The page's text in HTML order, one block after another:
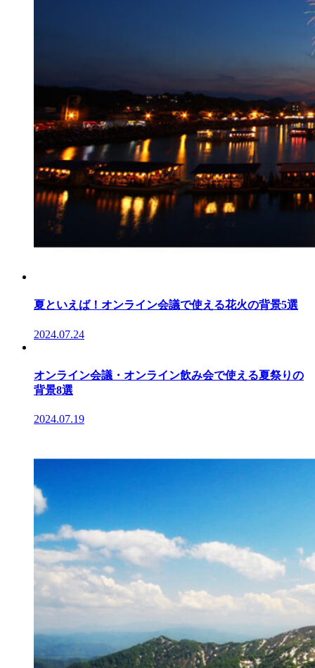
夏といえば！オンライン会議で使える花火の背景5選
2024.07.24
オンライン会議・オンライン飲み会で使える夏祭りの
背景8選
2024.07.19